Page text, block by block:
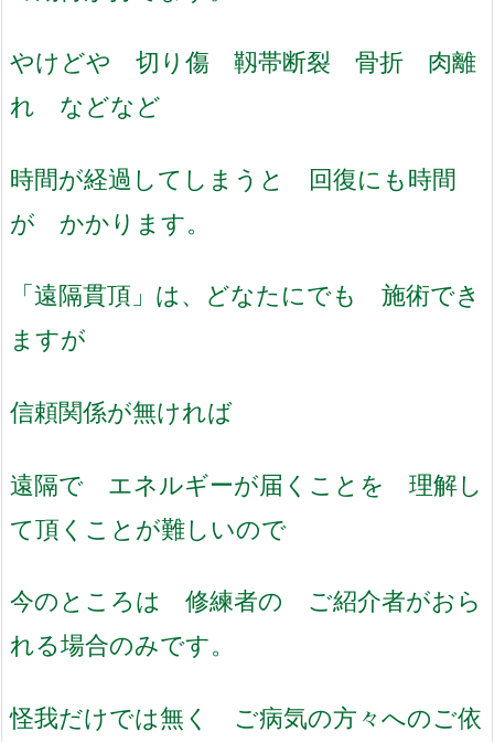
やけどや 切り傷 靱帯断裂 骨折 肉離
れ などなど
時間が経過してしまうと 回復にも時間
が かかります。
「遠隔貫頂」は、どなたにでも 施術でき
ますが
信頼関係が無ければ
遠隔で エネルギーが届くことを 理解し
て頂くことが難しいので
今のところは 修練者の ご紹介者がおら
れる場合のみです。
怪我だけでは無く ご病気の方々へのご依